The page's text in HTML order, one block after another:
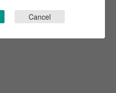
Cancel